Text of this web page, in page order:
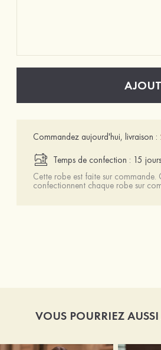
Commandez aujourd'hui, livraison :
Temps de confection : 15 jours
Cette robe est faite sur commande.
confectionnent chaque robe sur
VOUS POURRIEZ